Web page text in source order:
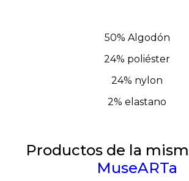
50% Algodón
24% poliéster
24% nylon
2% elastano
Productos de la
MuseARTa